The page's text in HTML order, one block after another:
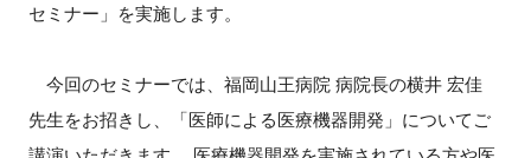
ニュース・掲示板
LINK-Jを知る
特別会員
セミナー」を実施します。
今回のセミナーでは、福岡山王病院 病院長の横井 宏佳
先生をお招きし、「医師による医療機器開発」についてご